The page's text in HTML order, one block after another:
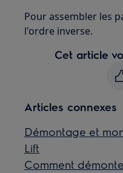
Pour assembler les
l'ordre inverse.
Cet article
Articles connexes
Démontage et
Lift
Comment